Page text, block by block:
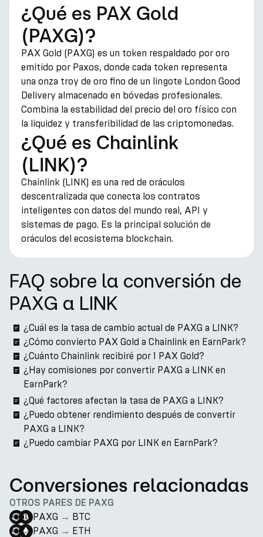
¿Qué es PAX Gold
(PAXG)?
PAX Gold (PAXG) es un token respaldado por oro
emitido por Paxos, donde cada token representa
una onza troy de oro fino de un lingote London Good
Delivery almacenado en bóvedas profesionales.
Combina la estabilidad del precio del oro físico con
la liquidez y transferibilidad de las criptomonedas.
¿Qué es Chainlink
(LINK)?
Chainlink (LINK) es una red de oráculos
descentralizada que conecta los contratos
inteligentes con datos del mundo real, API y
sistemas de pago. Es la principal solución de
oráculos del ecosistema blockchain.
FAQ sobre la conversión de
PAXG a LINK
¿Cuál es la tasa de cambio actual de PAXG a LINK?
¿Cómo convierto PAX Gold a Chainlink en EarnPark?
¿Cuánto Chainlink recibiré por 1 PAX Gold?
¿Hay comisiones por convertir PAXG a LINK en
EarnPark?
¿Qué factores afectan la tasa de PAXG a LINK?
¿Puedo obtener rendimiento después de convertir
PAXG a LINK?
¿Puedo cambiar PAXG por LINK en EarnPark?
Conversiones relacionadas
OTROS PARES DE PAXG
PAXG → BTC
PAXG → ETH